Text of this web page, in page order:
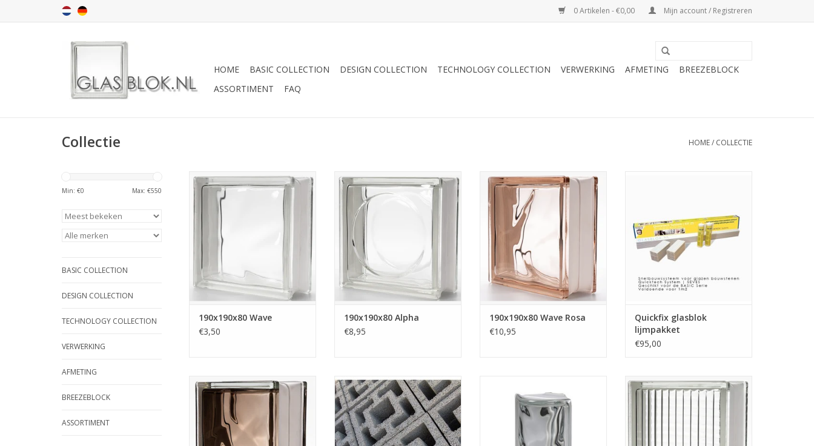
0 Artikelen - €0,00 Mijn account / Registreren
HOME BASIC COLLECTION DESIGN COLLECTION TECHNOLOGY COLLECTION VERWERKING AFMETING
BREEZEBLOCK
ASSORTIMENT
FAQ
Collectie HOME/ COLLECTIE
Min: €0 Max: €550
BASIC COLLECTION
DESIGN COLLECTION
TECHNOLOGY COLLECTION
VERWERKING
AFMETING
BREEZEBLOCK
ASSORTIMENT
Dit glasblok heeft een gewolkt
uiterlijk. De glazen bouwsteen is
glaskleurig en heeft golfjes in het
glas. Onze stenen zijn geschikt
voor binnen én buitengebruik.
Deze stenen hebben wij op
voorraad. de stenen leveren wij
in dozen. Klasse 1 kwaliteit.
TOEVOEGEN AAN WINKELWAGEN
190x190x80 Wave
€3,50
Deze glazen bouwsteen met de
afmeting 190x190x80 mm is
sinds een tijdje weer terug in de
collectie. Deze steen is
glaskleurig en heeft een rondje in
het glas wat een vrolijk en speels
patroon geeft bij verwerking van
meerdere stenen bij elkaar.
TOEVOEGEN AAN WINKELWAGEN
190x190x80 Alpha
€8,95
190x190x80 Wave Rosa
De glazen bouwstenen hebben
de kleur rosa / roze en hebben
een gewolkt uiterlijk.
TOEVOEGEN AAN WINKELWAGEN
190x190x80 Wave Rosa
€10,95
bouwstenen op. De voegen van
dit systeem zijn ca 5mm. In het
pakket zit voldoende materiaal
om 1m2 te bouwen: dat zijn 25
stuks stenen uit de BASIS
TOEVOEGEN AAN WINKELWAGEN
Quickfix glasblok
lijmpakket
€95,00
190x190x80 Brilly Bronze
Deze steen heeft een gewolkt
uiterlijk. De kleur is achteraf in de
steen gespoten waardoor deze
steen alleen geschikt is voor
binnen gebruik.
Patioblokken van beton voor in
de tuin of voor een
scheidingswand. Handige
robuuste blokken die tegen een
stootje kunnen. De blokken zijn
makkelijk te vermetselen en
te combineren met de andere
glazen bouwstenen van
190x190x80 in de Wave
uitvoering. Met deze steen maak
je mooie afgeronde hoeken van
Deze glazen bouwsteen heeft
horizontale en verticale banen.
De glazen bouwsteen is
glaskleurig en heeft een
gestreepte structuur. Deze
stenen hebben wij op voorraad.